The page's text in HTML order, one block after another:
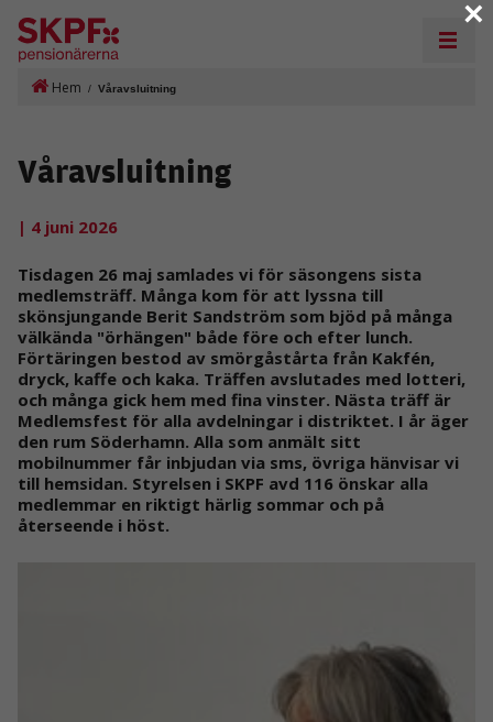
Hem / Våravsluitning
Våravsluitning
| 4 juni 2026
Tisdagen 26 maj samlades vi för säsongens sista
medlemsträff. Många kom för att lyssna till
skönsjungande Berit Sandström som bjöd på många
välkända "örhängen" både före och efter lunch.
Förtäringen bestod av smörgåstårta från Kakfén,
dryck, kaffe och kaka. Träffen avslutades med lotteri,
och många gick hem med fina vinster. Nästa träff är
Medlemsfest för alla avdelningar i distriktet. I år äger
den rum Söderhamn. Alla som anmält sitt
mobilnummer får inbjudan via sms, övriga hänvisar vi
till hemsidan. Styrelsen i SKPF avd 116 önskar alla
medlemmar en riktigt härlig sommar och på
återseende i höst.
×